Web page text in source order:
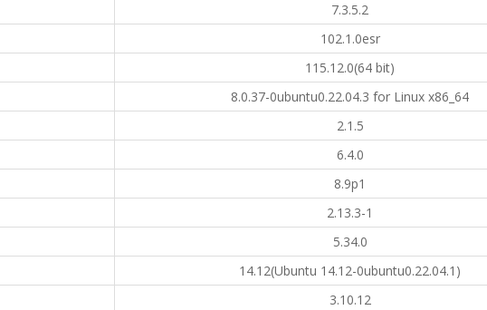
7.3.5.2
102.1.0esr
115.12.0(64 bit)
8.0.37-0ubuntu0.22.04.3 for Linux x86_64
2.1.5
6.4.0
8.9p1
2.13.3-1
5.34.0
14.12(Ubuntu 14.12-0ubuntu0.22.04.1)
3.10.12